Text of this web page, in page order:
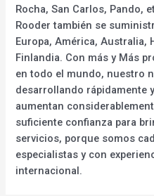
Rocha, San Carlos, Pando,
Rooder también se
Europa, América, Australia,
Finlandia. Con más y Más
en todo el mundo, nuestro
desarrollando rápidamente
aumentan
suficiente confianza para
servicios, porque somos
especialistas y con
internacional.